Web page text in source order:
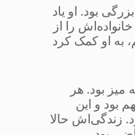
بود. او یاد
را از
به او کمک کرد
بود. هر
بود و این
زندگی‌اش حالا